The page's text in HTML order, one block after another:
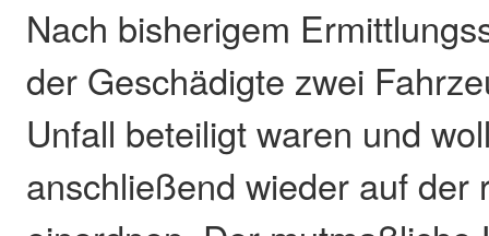
Nach bisherigem
der Geschädigte zwei
Unfall beteiligt waren und
anschließend wieder auf der